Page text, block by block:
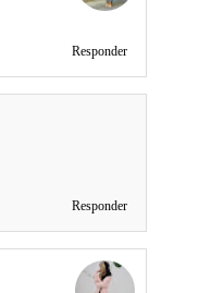
Responder
Responder